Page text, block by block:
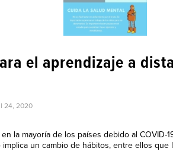
el aprendizaje a
24, 2020
la mayoría de los países debido al COVID-
un cambio de hábitos, entre ellos que